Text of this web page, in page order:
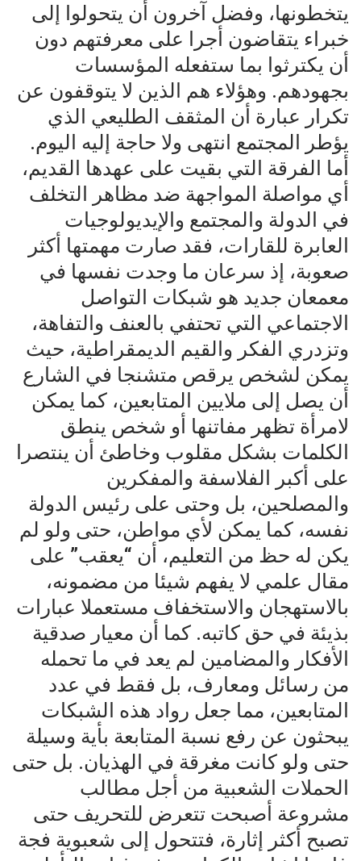
يتخطونها، وفضل آخرون أن يتحولوا إلى
خبراء يتقاضون أجرا على معرفتهم دون
أن يكترثوا بما ستفعله المؤسسات
بجهودهم. وهؤلاء هم الذين لا يتوقفون عن
تكرار عبارة أن المثقف الطليعي الذي
يؤطر المجتمع انتهى ولا حاجة إليه اليوم.
أما الفرقة التي بقيت على عهدها القديم،
أي مواصلة المواجهة ضد مظاهر التخلف
في الدولة والمجتمع والإيديولوجيات
العابرة للقارات، فقد صارت مهمتها أكثر
صعوبة، إذ سرعان ما وجدت نفسها في
معمعان جديد هو شبكات التواصل
الاجتماعي التي تحتفي بالعنف والتفاهة،
وتزدري الفكر والقيم الديمقراطية، حيث
يمكن لشخص يرقص متشنجا في الشارع
أن يصل إلى ملايين المتابعين، كما يمكن
لامرأة تظهر مفاتنها أو شخص ينطق
الكلمات بشكل مقلوب وخاطئ أن ينتصرا
على أكبر الفلاسفة والمفكرين
والمصلحين، بل وحتى على رئيس الدولة
نفسه، كما يمكن لأي مواطن، حتى ولو لم
يكن له حظ من التعليم، أن “يعقب” على
مقال علمي لا يفهم شيئا من مضمونه،
بالاستهجان والاستخفاف مستعملا عبارات
بذيئة في حق كاتبه. كما أن معيار صدقية
الأفكار والمضامين لم يعد في ما تحمله
من رسائل ومعارف، بل فقط في عدد
المتابعين، مما جعل رواد هذه الشبكات
يبحثون عن رفع نسبة المتابعة بأية وسيلة
حتى ولو كانت مغرقة في الهذيان. بل حتى
الحملات الشعبية من أجل مطالب
مشروعة أصبحت تتعرض للتحريف حتى
تصبح أكثر إثارة، فتتحول إلى شعبوية فجة